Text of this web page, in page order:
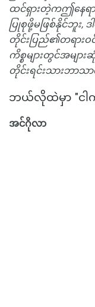
ထင်ရှားတဲ့ကဤနေရ
ပြုစုဖို့မဖြစ်နိုင်ဘူး,
တိုင်းပြည်၏တရားဝ
ကိစ္စများတွင်အမျာ
တိုင်းရင်းသားဘာသာ
ဘယ်လိုထဲမှာ "ငါကို
အင်ဂိုလာ